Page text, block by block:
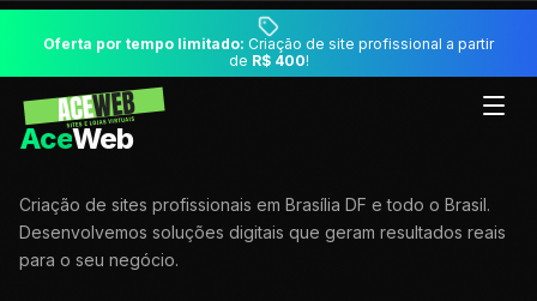
Oferta por tempo limitado: Criação de site profissional a partir
de R$ 400!
AceWeb
Criação de sites profissionais em Brasília DF e todo o Brasil.
Desenvolvemos soluções digitais que geram resultados reais
para o seu negócio.